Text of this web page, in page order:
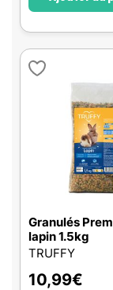
Granulés
lapin 1.5kg
TRUFFY
10,99€